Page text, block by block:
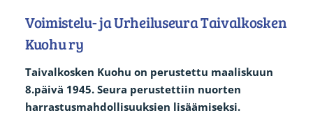
Voimistelu- ja Urheiluseura Taivalkosken
Kuohu ry
Taivalkosken Kuohu on perustettu maaliskuun
8.päivä 1945. Seura perustettiin nuorten
harrastusmahdollisuuksien lisäämiseksi.